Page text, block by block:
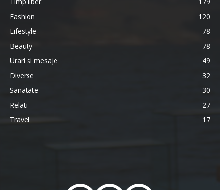
Fashion
120
Lifestyle
78
Beauty
78
Urari si mesaje
49
Diverse
32
Sanatate
30
Relatii
27
Travel
17